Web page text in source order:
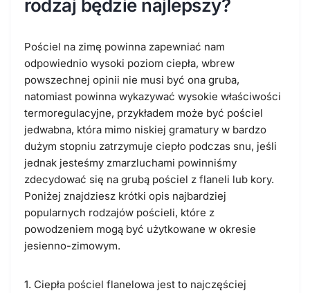
rodzaj będzie najlepszy?
Pościel na zimę powinna zapewniać nam
odpowiednio wysoki poziom ciepła, wbrew
powszechnej opinii nie musi być ona gruba,
natomiast powinna wykazywać wysokie właściwości
termoregulacyjne, przykładem może być pościel
jedwabna, która mimo niskiej gramatury w bardzo
dużym stopniu zatrzymuje ciepło podczas snu, jeśli
jednak jesteśmy zmarzluchami powinniśmy
zdecydować się na grubą pościel z flaneli lub kory.
Poniżej znajdziesz krótki opis najbardziej
popularnych rodzajów pościeli, które z
powodzeniem mogą być użytkowane w okresie
jesienno-zimowym.
1. Ciepła pościel flanelowa jest to najczęściej